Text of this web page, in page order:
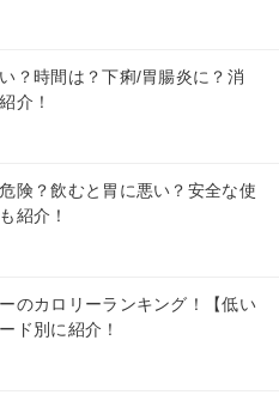
？時間は？下痢/胃腸炎に？消
介！
険？飲むと胃に悪い？安全な使
紹介！
のカロリーランキング！【低い
ド別に紹介！